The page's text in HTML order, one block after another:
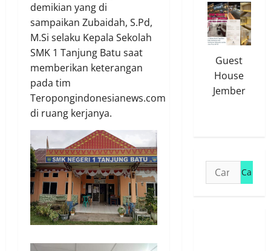
demikian yang di
sampaikan Zubaidah, S.Pd,
M.Si selaku Kepala Sekolah
SMK 1 Tanjung Batu saat
memberikan keterangan
pada tim
Teropongindonesianews.com
di ruang kerjanya.
Guest
House
Jember
Cari
untuk: